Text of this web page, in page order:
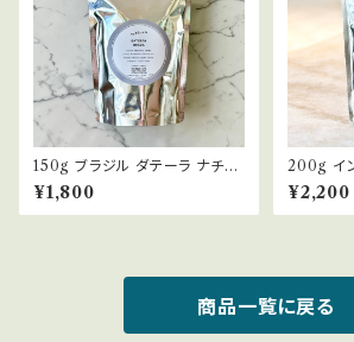
150g ブラジル ダテーラ ナチュ
ラル/パルプトナチュラル BRAZI
L DATERRA NATURAL/PU
LPED NATURAL 中煎り(エ
¥1,800
200g イ
ントン ウ
IA
WET
¥2,200
商品一覧に戻る